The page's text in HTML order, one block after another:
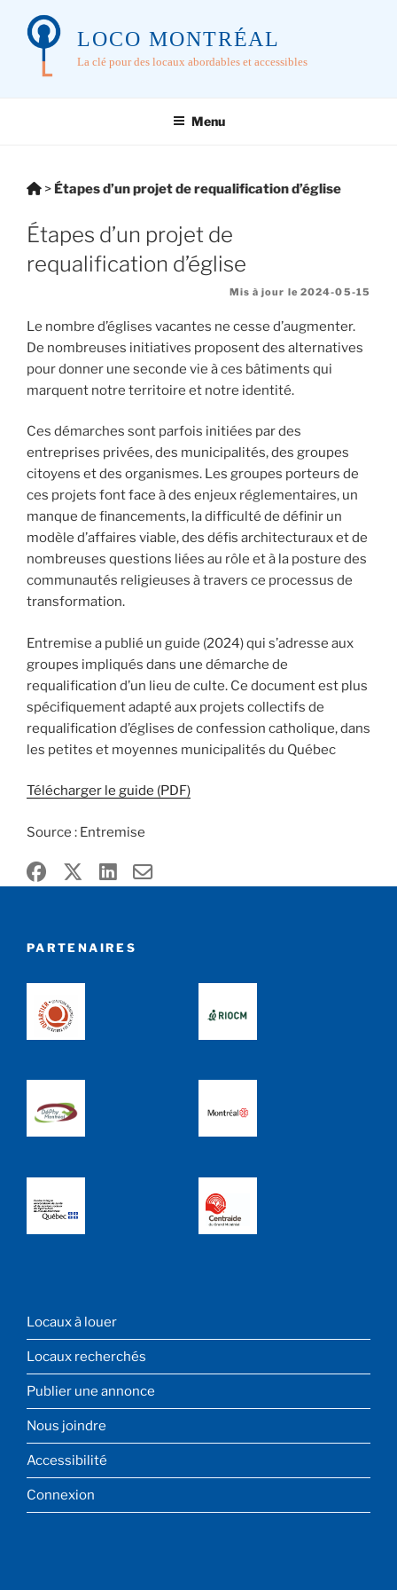
contenu
principal
LOCO MONTRÉAL
La clé pour des locaux abordables et accessibles
Menu
Vous
ici:
> Étapes d’un projet de requalification d’église
Étapes d’un projet de
requalification d’église
Mis à jour le 2024-05-15
Le nombre d’églises vacantes ne cesse d’augmenter.
De nombreuses initiatives proposent des alternatives
pour donner une seconde vie à ces bâtiments qui
marquent notre territoire et notre identité.
Ces démarches sont parfois initiées par des
entreprises privées, des municipalités, des groupes
citoyens et des organismes. Les groupes porteurs de
ces projets font face à des enjeux réglementaires, un
manque de financements, la difficulté de définir un
modèle d’affaires viable, des défis architecturaux et de
nombreuses questions liées au rôle et à la posture des
communautés religieuses à travers ce processus de
transformation.
Entremise a publié un guide (2024) qui s’adresse aux
groupes impliqués dans une démarche de
requalification d’un lieu de culte. Ce document est plus
spécifiquement adapté aux projets collectifs de
requalification d’églises de confession catholique, dans
les petites et moyennes municipalités du Québec
Télécharger le guide (PDF)
Source : Entremise
PARTENAIRES
DE
PIED
DE
PAGE
Locaux à louer
Locaux recherchés
Publier une annonce
Nous joindre
Accessibilité
Connexion